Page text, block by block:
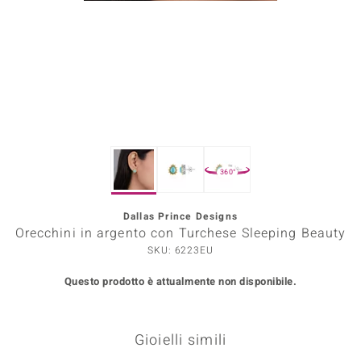
360°
Dallas Prince Designs
Orecchini in argento con Turchese Sleeping Beauty
SKU: 6223EU
Questo prodotto è attualmente non disponibile.
Gioielli simili